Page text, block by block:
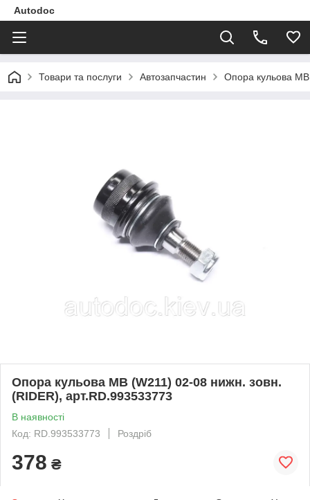
Autodoc
Товари та послуги Автозапчастин Опора кульова
Опора кульова MB (W211) 02-08 нижн. зовн.
(RIDER), арт.RD.993533773
В наявності
Код: RD.993533773
Роздріб
378 ₴